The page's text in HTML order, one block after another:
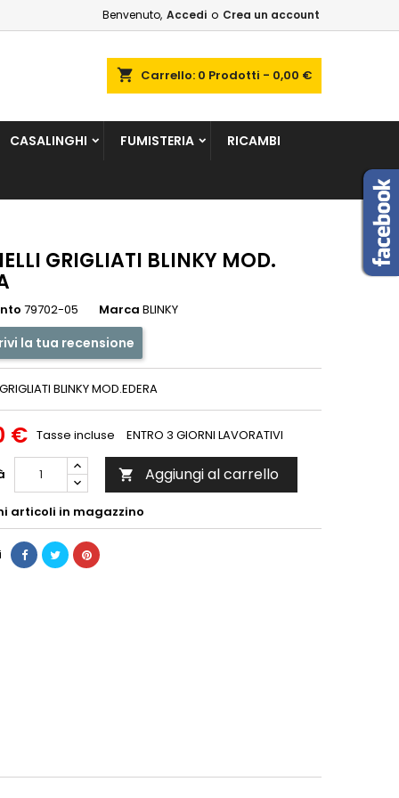
Benvenuto, Accedi o Crea un account
shopping_cart Carrello: 0 Prodotti - 0,00 €
CASALINGHI FUMISTERIA RICAMBI
GRIGLIATI BLINKY MOD.
79702-05 Marca BLINKY
la tua recensione
BLINKY MOD.EDERA
€ Tasse incluse ENTRO 3 GIORNI LAVORATIVI
 Aggiungi al carrello
articoli in magazzino